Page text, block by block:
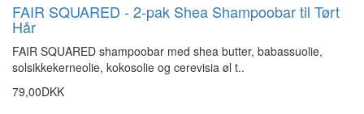
FAIR SQUARED - 2-pak Shea Shampoobar til Tørt
Hår
FAIR SQUARED shampoobar med shea butter, babassuolie,
solsikkekerneolie, kokosolie og cerevisia øl t..
79,00DKK